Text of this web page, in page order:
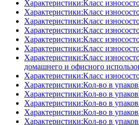
Характеристики:Класс
Характеристики:Класс
Характеристики:Класс
Характеристики:Класс
Характеристики:Класс
Характеристики:Класс
Характеристики:Класс
домашнего и офисного
Характеристики:Класс
Характеристики:Кол-во в
Характеристики:Кол-во в
Характеристики:Кол-во в
Характеристики:Кол-во в
Характеристики:Кол-во в